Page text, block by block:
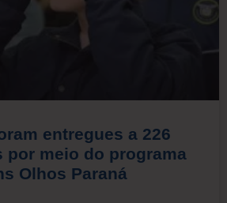
entregues a 226
por meio do programa
Olhos Paraná